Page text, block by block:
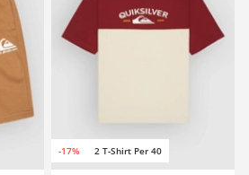
-17% 2 T-Shirt Per 40